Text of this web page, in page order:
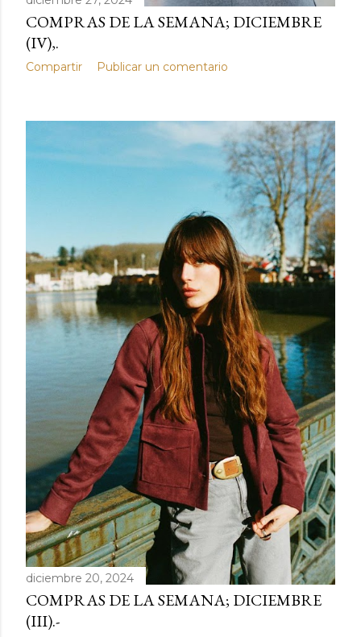
COMPRAS DE LA SEMANA; DICIEMBRE
(IV),.
Compartir Publicar un comentario
diciembre 20, 2024
COMPRAS DE LA SEMANA; DICIEMBRE
(III).-